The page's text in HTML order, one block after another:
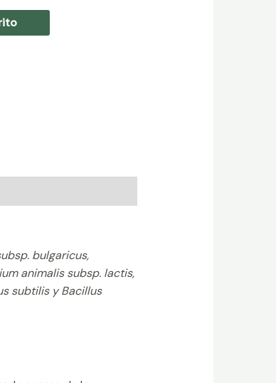
bulgaricus,
animalis subsp. lactis,
subtilis y Bacillus